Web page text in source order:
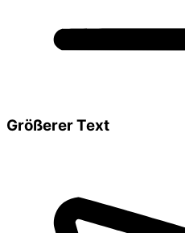
Größerer Text